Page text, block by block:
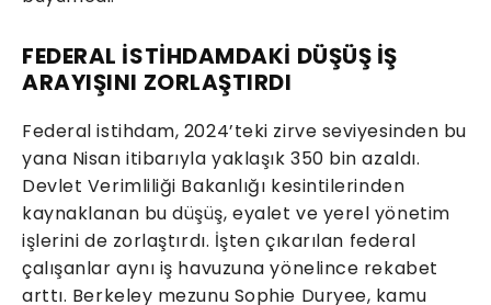
FEDERAL İSTİHDAMDAKİ DÜŞÜŞ İŞ
ARAYIŞINI ZORLAŞTIRDI
Federal istihdam, 2024’teki zirve seviyesinden bu
yana Nisan itibarıyla yaklaşık 350 bin azaldı.
Devlet Verimliliği Bakanlığı kesintilerinden
kaynaklanan bu düşüş, eyalet ve yerel yönetim
işlerini de zorlaştırdı. İşten çıkarılan federal
çalışanlar aynı iş havuzuna yönelince rekabet
arttı. Berkeley mezunu Sophie Duryee, kamu